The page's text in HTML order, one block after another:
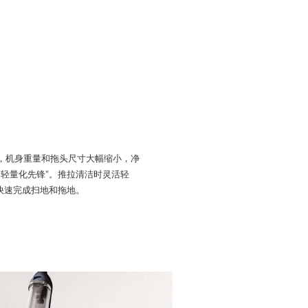
身重量和拖头尺寸大幅缩小，净
量化先锋”。推拉清洁时灵活轻
完成扫地和拖地。